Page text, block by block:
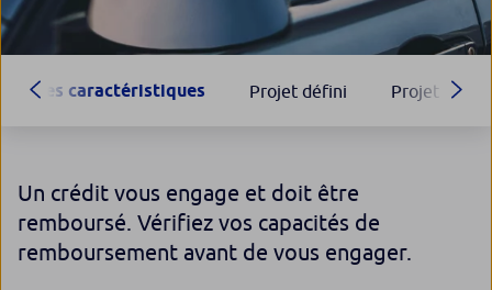
Ses caractéristiques Projet défini Projet en
Un crédit vous engage et doit être
remboursé. Vérifiez vos capacités de
remboursement avant de vous engager.